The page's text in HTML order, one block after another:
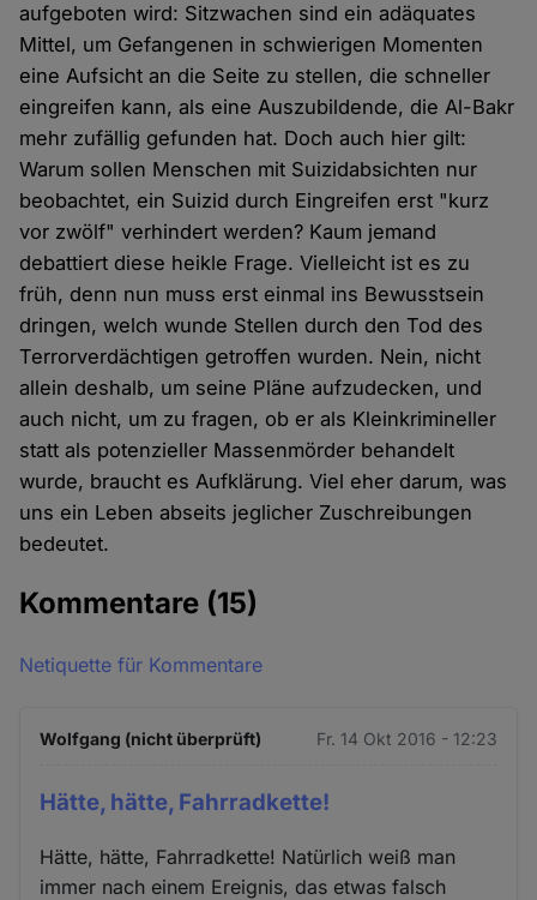
aufgeboten wird: Sitzwachen sind ein adäquates
Mittel, um Gefangenen in schwierigen Momenten
eine Aufsicht an die Seite zu stellen, die schneller
eingreifen kann, als eine Auszubildende, die Al-Bakr
mehr zufällig gefunden hat. Doch auch hier gilt:
Warum sollen Menschen mit Suizidabsichten nur
beobachtet, ein Suizid durch Eingreifen erst "kurz
vor zwölf" verhindert werden? Kaum jemand
debattiert diese heikle Frage. Vielleicht ist es zu
früh, denn nun muss erst einmal ins Bewusstsein
dringen, welch wunde Stellen durch den Tod des
Terrorverdächtigen getroffen wurden. Nein, nicht
allein deshalb, um seine Pläne aufzudecken, und
auch nicht, um zu fragen, ob er als Kleinkrimineller
statt als potenzieller Massenmörder behandelt
wurde, braucht es Aufklärung. Viel eher darum, was
uns ein Leben abseits jeglicher Zuschreibungen
bedeutet.
Kommentare (15)
Netiquette für Kommentare
Wolfgang (nicht überprüft) Fr. 14 Okt 2016 - 12:23
Hätte, hätte, Fahrradkette!
Hätte, hätte, Fahrradkette! Natürlich weiß man
immer nach einem Ereignis, das etwas falsch